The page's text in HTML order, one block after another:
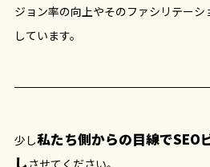
ジョン率の向上やそのファシリテーシ
しています。
少し私たち側からの目線でSEO
し